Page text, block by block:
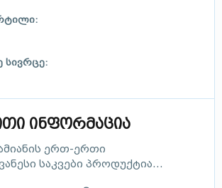
სივრცე:
ინფორმაცია
ერთ-ერთი
საკვები პროდუქტია...